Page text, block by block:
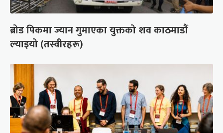
ब्रोड पिकमा ज्यान गुमाएका युक्तको शव काठमाडौं
ल्याइयो (तस्वीरहरू)